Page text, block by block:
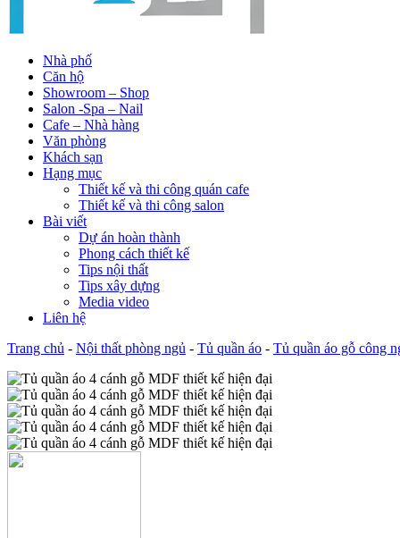
Nhà phố
Căn hộ
Showroom – Shop
Salon -Spa – Nail
Cafe – Nhà hàng
Văn phòng
Khách sạn
Hạng mục
Thiết kế và thi công quán cafe
Thiết kế và thi công salon
Bài viết
Dự án hoàn thành
Phong cách thiết kế
Tips nội thất
Tips xây dựng
Media video
Liên hệ
Trang chủ - Nội thất phòng ngủ - Tủ quần áo - Tủ quần áo gỗ công